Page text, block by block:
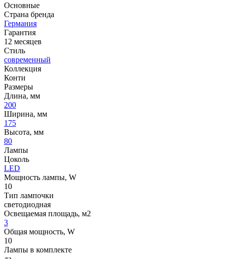
Основные
Страна бренда
Германия
Гарантия
12 месяцев
Стиль
современный
Коллекция
Конти
Размеры
Длина, мм
200
Ширина, мм
175
Высота, мм
80
Лампы
Цоколь
LED
Мощность лампы, W
10
Тип лампочки
светодиодная
Освещаемая площадь, м2
3
Общая мощность, W
10
Лампы в комплекте